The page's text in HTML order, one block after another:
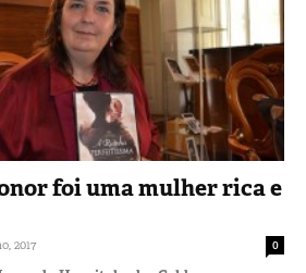
foi uma mulher rica e
2017 0